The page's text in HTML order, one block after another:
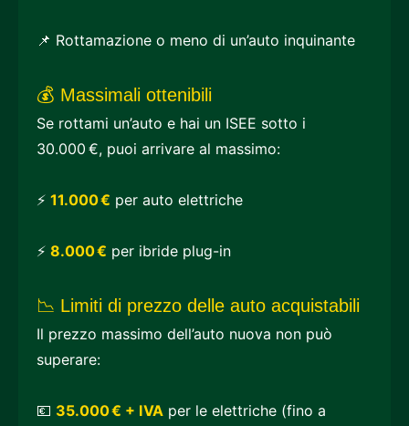
📌 Rottamazione o meno di un’auto inquinante
💰 Massimali ottenibili
Se rottami un’auto e hai un ISEE sotto i
30.000 €, puoi arrivare al massimo:
⚡ 11.000 € per auto elettriche
⚡ 8.000 € per ibride plug-in
📉 Limiti di prezzo delle auto acquistabili
Il prezzo massimo dell’auto nuova non può
superare:
💶 35.000 € + IVA per le elettriche (fino a